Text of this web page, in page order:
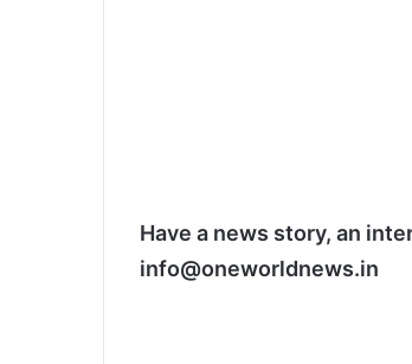
Have a news story, an
info@oneworldnews.in